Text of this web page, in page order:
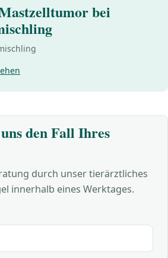
bei
den Fall Ihres
durch unser tierärztliches
innerhalb eines Werktages.